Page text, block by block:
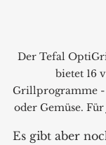
Der Tefal
bietet 16
Grillprogramme -
oder Gemüse.
Es gibt aber